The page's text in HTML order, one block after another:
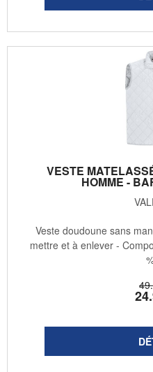
VESTE
HOMME -
49
24
Veste doudoune sans
mettre et à enlever -